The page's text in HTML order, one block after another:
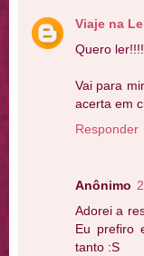
Viaje na
Quero
Vai para
acerta em
Responder
Anônimo
Adorei a
Eu prefiro
tanto :S